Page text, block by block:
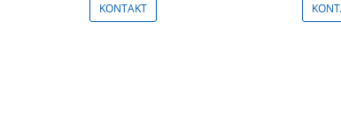
KONTAKT